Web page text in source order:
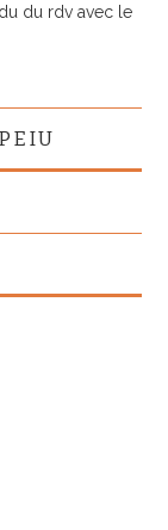
du rdv avec le